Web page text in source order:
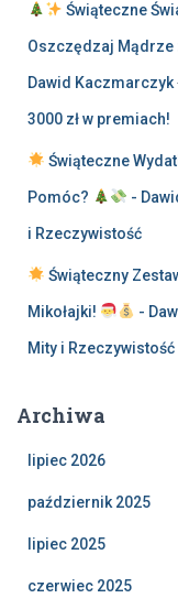
Świąteczne
Oszczędzaj Mądrze
Dawid Kaczmarczyk
3000 zł w premiach!
Świąteczne
Pomóc? -
i Rzeczywistość
Świąteczny
Mikołajki! -
Mity i Rzeczywistość
Archiwa
lipiec 2026
październik 2025
lipiec 2025
czerwiec 2025